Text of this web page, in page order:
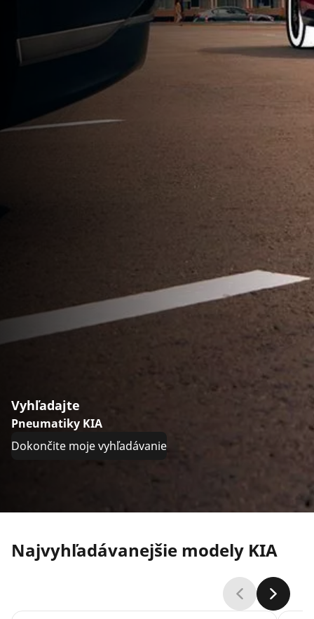
Vyhľadajte
Pneumatiky KIA
Dokončite moje vyhľadávanie
Najvyhľadávanejšie modely KIA